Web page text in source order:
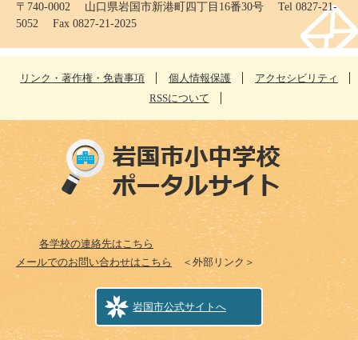
〒740-0002 山口県岩国市新港町四丁目16番30号 Tel 0827-21-
5052 Fax 0827-21-2025
リンク・著作権・免責事項 個人情報保護
アクセシビリティ
RSSについて
各学校の連絡先はこちら
メールでのお問い合わせはこちら
＜外部リンク＞
岩国市公式サイトへ